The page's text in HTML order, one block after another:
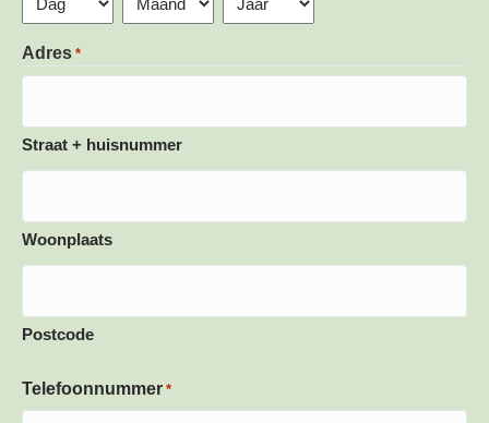
Adres *
Straat + huisnummer
Woonplaats
Postcode
Telefoonnummer *